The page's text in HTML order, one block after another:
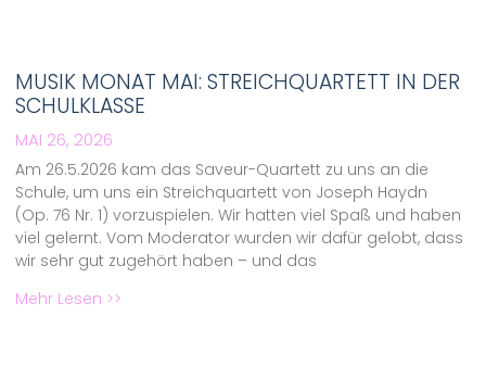
MUSIK MONAT MAI: STREICHQUARTETT IN DER
SCHULKLASSE
MAI 26, 2026
Am 26.5.2026 kam das Saveur-Quartett zu uns an die
Schule, um uns ein Streichquartett von Joseph Haydn
(Op. 76 Nr. 1) vorzuspielen. Wir hatten viel Spaß und haben
viel gelernt. Vom Moderator wurden wir dafür gelobt, dass
wir sehr gut zugehört haben – und das
Mehr Lesen >>